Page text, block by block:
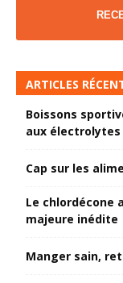
ARTICLES
Boissons
aux
Cap sur les
Le chlordécone
majeure inédite
Manger sain,